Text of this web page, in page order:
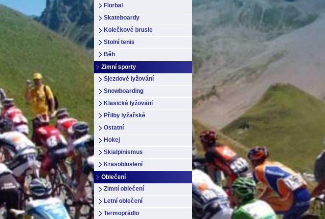
Florbal
Skateboardy
Kolečkové brusle
Stolní tenis
Běh
Zimní sporty
Sjezdové lyžování
Snowboarding
Klasické lyžování
Přilby lyžařské
Ostatní
Hokej
Skialpinismus
Krasobluslení
Oblečení
Zimní oblečení
Letní oblečení
Termoprádlo